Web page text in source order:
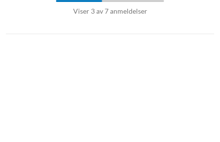
Viser 3 av 7 anmeldelser